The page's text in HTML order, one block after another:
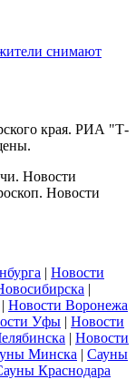
снимают
края. РИА "Т-
Новости
Новости
| Новости
|
| Новости Воронежа
Уфы | Новости
| Новости
Минска | Сауны
Краснодара